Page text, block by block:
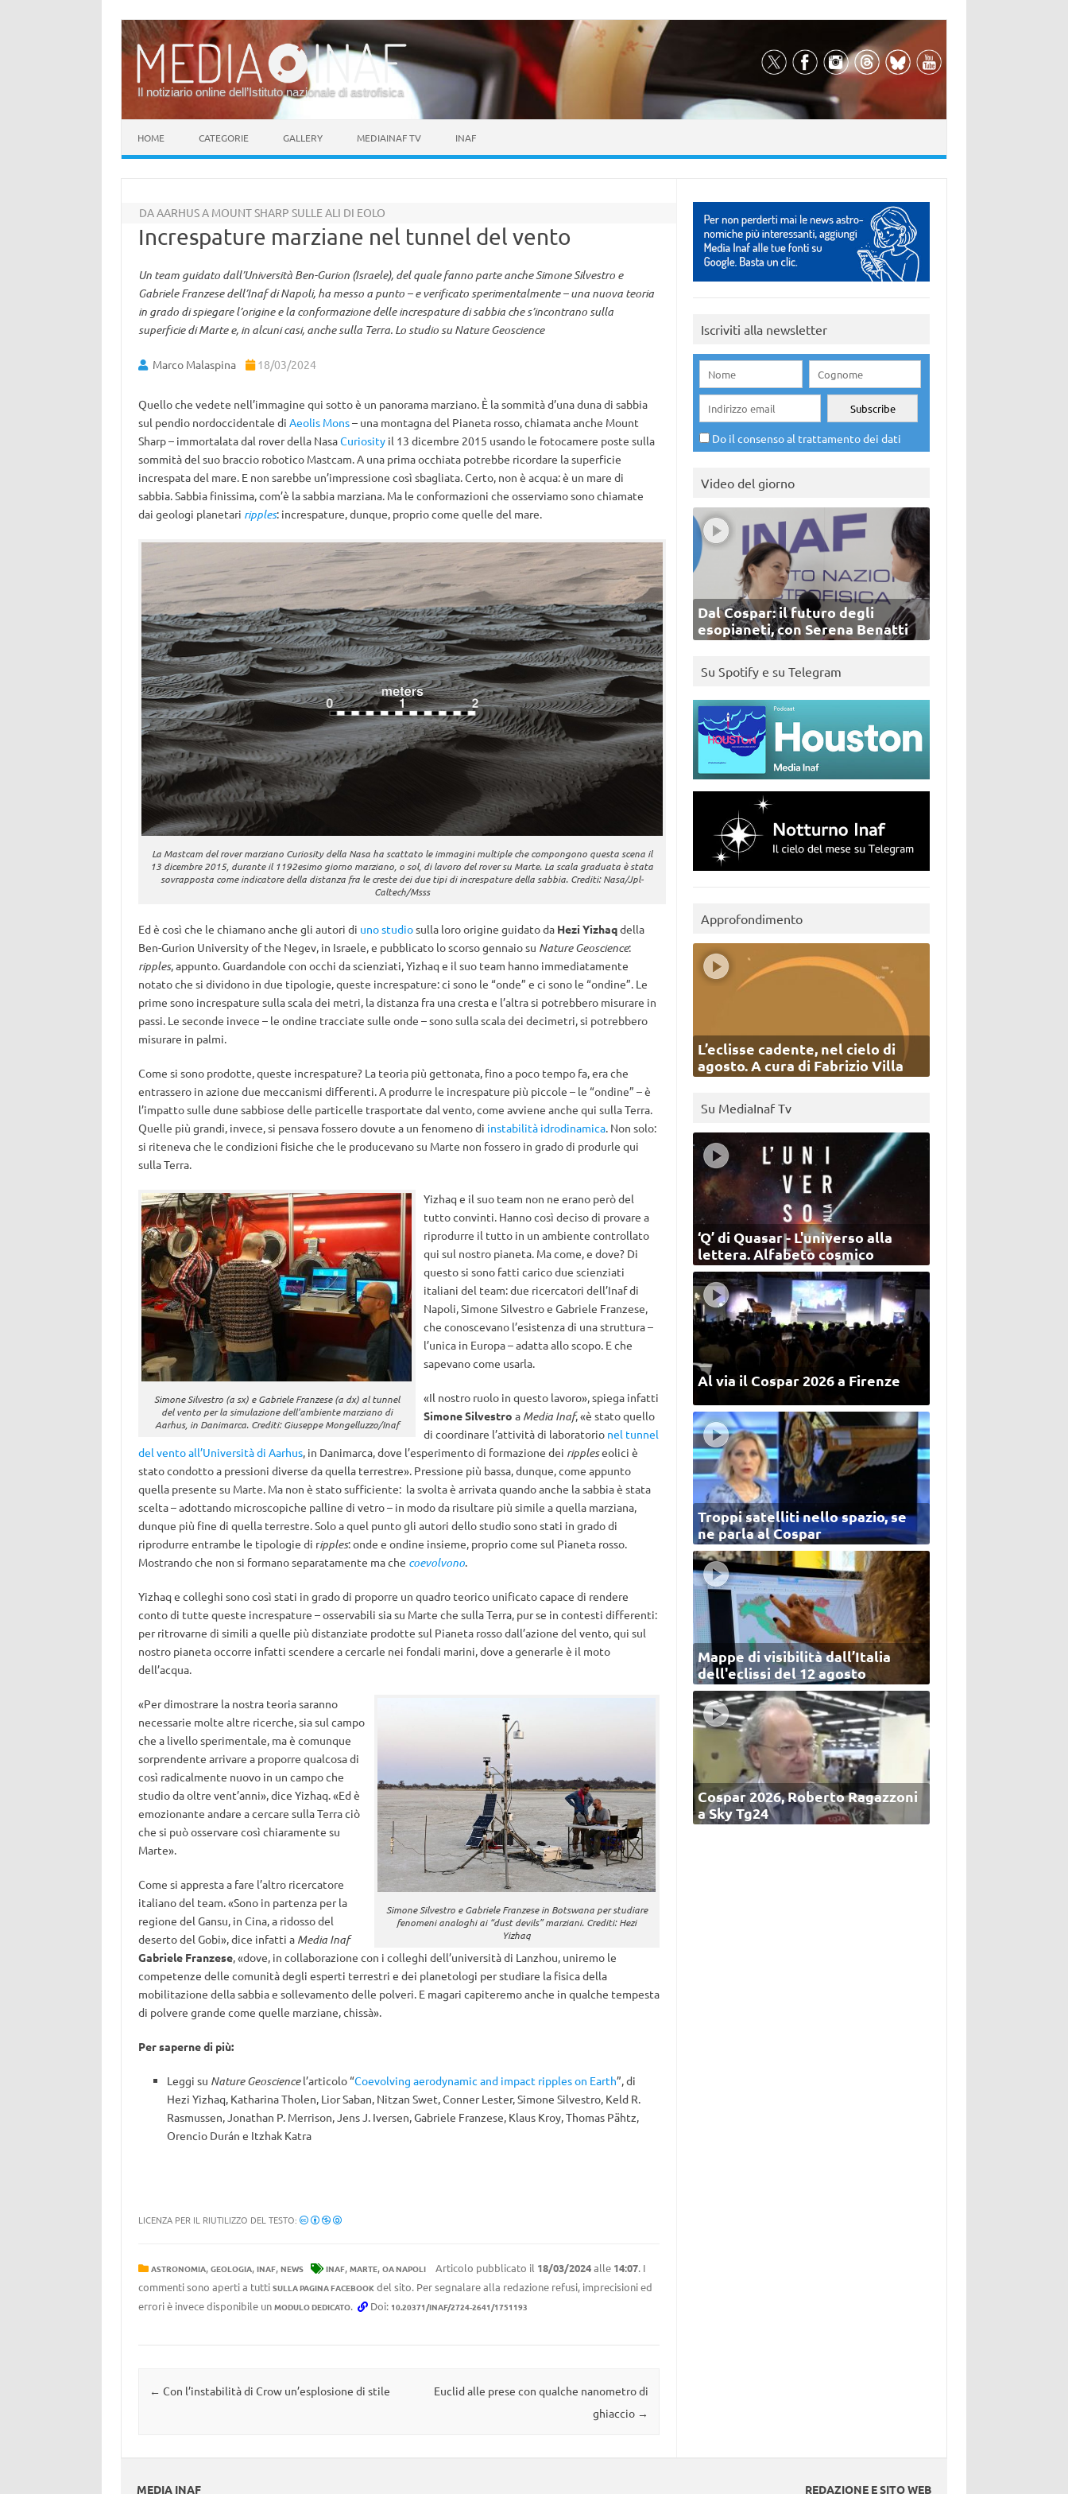
Il notiziario online dell’Istituto nazionale di astrofisica
HOME CATEGORIE GALLERY MEDIAINAF TV INAF
DA AARHUS A MOUNT SHARP SULLE ALI DI EOLO
Increspature marziane nel tunnel del vento
Un team guidato dall’Università Ben-Gurion (Israele), del quale fanno parte anche Simone Silvestro e
Gabriele Franzese dell’Inaf di Napoli, ha messo a punto – e verificato sperimentalmente – una nuova teoria
in grado di spiegare l’origine e la conformazione delle increspature di sabbia che s’incontrano sulla
superficie di Marte e, in alcuni casi, anche sulla Terra. Lo studio su Nature Geoscience
Marco Malaspina 18/03/2024
Quello che vedete nell’immagine qui sotto è un panorama marziano. È la sommità d’una duna di sabbia
sul pendio nordoccidentale di Aeolis Mons– una montagna del Pianeta rosso, chiamata anche Mount
Sharp – immortalata dal rover della NasaCuriosityil 13 dicembre 2015 usando le fotocamere poste sulla
sommità del suo braccio robotico Mastcam. A una prima occhiata potrebbe ricordare la superficie
increspata del mare. E non sarebbe un’impressione così sbagliata. Certo, non è acqua: è un mare di
sabbia. Sabbia finissima, com’è la sabbia marziana. Ma le conformazioni che osserviamo sono chiamate
dai geologi planetari ripples: increspature, dunque, proprio come quelle del mare.
La Mastcam del rover marziano Curiosity della Nasa ha scattato le immagini multiple che compongono questa scena il
13 dicembre 2015, durante il 1192esimo giorno marziano, o sol, di lavoro del rover su Marte. La scala graduata è stata
sovrapposta come indicatore della distanza fra le creste dei due tipi di increspature della sabbia. Crediti: Nasa/Jpl-
Caltech/Msss
Ed è così che le chiamano anche gli autori di uno studiosulla loro origine guidato da Hezi Yizhaqdella
Ben-Gurion University of the Negev, in Israele, e pubblicato lo scorso gennaio su Nature Geoscience:
ripples, appunto. Guardandole con occhi da scienziati, Yizhaq e il suo team hanno immediatamente
notato che si dividono in due tipologie, queste increspature: ci sono le “onde” e ci sono le “ondine”. Le
prime sono increspature sulla scala dei metri, la distanza fra una cresta e l’altra si potrebbero misurare in
passi. Le seconde invece – le ondine tracciate sulle onde – sono sulla scala dei decimetri, si potrebbero
misurare in palmi.
Come si sono prodotte, queste increspature? La teoria più gettonata, fino a poco tempo fa, era che
entrassero in azione due meccanismi differenti. A produrre le increspature più piccole – le “ondine” – è
l’impatto sulle dune sabbiose delle particelle trasportate dal vento, come avviene anche qui sulla Terra.
Quelle più grandi, invece, si pensava fossero dovute a un fenomeno di instabilità idrodinamica. Non solo:
si riteneva che le condizioni fisiche che le producevano su Marte non fossero in grado di produrle qui
sulla Terra.
Simone Silvestro (a sx) e Gabriele Franzese (a dx) al tunnel
del vento per la simulazione dell’ambiente marziano di
Aarhus, in Danimarca. Crediti: Giuseppe Mongelluzzo/Inaf
Yizhaq e il suo team non ne erano però del
tutto convinti. Hanno così deciso di provare a
riprodurre il tutto in un ambiente controllato
qui sul nostro pianeta. Ma come, e dove? Di
questo si sono fatti carico due scienziati
italiani del team: due ricercatori dell’Inaf di
Napoli, Simone Silvestro e Gabriele Franzese,
che conoscevano l’esistenza di una struttura –
l’unica in Europa – adatta allo scopo. E che
sapevano come usarla.
«Il nostro ruolo in questo lavoro», spiega infatti
Simone Silvestro a Media Inaf, «è stato quello
di coordinare l’attività di laboratorio nel tunnel
del vento all’Università di Aarhus, in Danimarca, dove l’esperimento di formazione dei rippleseolici è
stato condotto a pressioni diverse da quella terrestre». Pressione più bassa, dunque, come appunto
quella presente su Marte. Ma non è stato sufficiente: la svolta è arrivata quando anche la sabbia è stata
scelta – adottando microscopiche palline di vetro – in modo da risultare più simile a quella marziana,
dunque più fine di quella terrestre. Solo a quel punto gli autori dello studio sono stati in grado di
riprodurre entrambe le tipologie di ripples: onde e ondine insieme, proprio come sul Pianeta rosso.
Mostrando che non si formano separatamente ma che coevolvono.
Yizhaq e colleghi sono così stati in grado di proporre un quadro teorico unificato capace di rendere
conto di tutte queste increspature – osservabili sia su Marte che sulla Terra, pur se in contesti differenti:
per ritrovarne di simili a quelle più distanziate prodotte sul Pianeta rosso dall’azione del vento, qui sul
nostro pianeta occorre infatti scendere a cercarle nei fondali marini, dove a generarle è il moto
dell’acqua.
Simone Silvestro e Gabriele Franzese in Botswana per studiare
fenomeni analoghi ai “dust devils” marziani. Crediti: Hezi
Yizhaq
«Per dimostrare la nostra teoria saranno
necessarie molte altre ricerche, sia sul campo
che a livello sperimentale, ma è comunque
sorprendente arrivare a proporre qualcosa di
così radicalmente nuovo in un campo che
studio da oltre vent’anni», dice Yizhaq. «Ed è
emozionante andare a cercare sulla Terra ciò
che si può osservare così chiaramente su
Marte».
Come si appresta a fare l’altro ricercatore
italiano del team. «Sono in partenza per la
regione del Gansu, in Cina, a ridosso del
deserto del Gobi», dice infatti a Media Inaf
Gabriele Franzese, «dove, in collaborazione con i colleghi dell’università di Lanzhou, uniremo le
competenze delle comunità degli esperti terrestri e dei planetologi per studiare la fisica della
mobilitazione della sabbia e sollevamento delle polveri. E magari capiteremo anche in qualche tempesta
di polvere grande come quelle marziane, chissà».
Per saperne di più:
Leggi su Nature Geosciencel’articolo “Coevolving aerodynamic and impact ripples on Earth”, di
Hezi Yizhaq, Katharina Tholen, Lior Saban, Nitzan Swet, Conner Lester, Simone Silvestro, Keld R.
Rasmussen, Jonathan P. Merrison, Jens J. Iversen, Gabriele Franzese, Klaus Kroy, Thomas Pähtz,
Orencio Durán e Itzhak Katra
LICENZA PER IL RIUTILIZZO DEL TESTO:
ASTRONOMIA, GEOLOGIA, INAF, NEWS INAF, MARTE, OA NAPOLI Articolo pubblicato il 18/03/2024alle 14:07. I
commenti sono aperti a tutti SULLA PAGINA FACEBOOKdel sito. Per segnalare alla redazione refusi, imprecisioni ed
errori è invece disponibile un MODULO DEDICATO. Doi: 10.20371/INAF/2724-2641/1751193
Navigazione articolo
← Con l’instabilità di Crow un’esplosione di stile
Euclid alle prese con qualche nanometro di
ghiaccio →
Iscriviti alla newsletter
Do il consenso al trattamento dei dati
Video del giorno
Dal Cospar: il futuro degli
esopianeti, con Serena Benatti
Su Spotify e su Telegram
Approfondimento
L’eclisse cadente, nel cielo di
agosto. A cura di Fabrizio Villa
Su MediaInaf Tv
‘Q’ di Quasar - L'universo alla
lettera. Alfabeto cosmico
Al via il Cospar 2026 a Firenze
Troppi satelliti nello spazio, se
ne parla al Cospar
Mappe di visibilità dall’Italia
dell'eclissi del 12 agosto
Cospar 2026, Roberto Ragazzoni
a Sky Tg24
MEDIA INAF REDAZIONE E SITO WEB